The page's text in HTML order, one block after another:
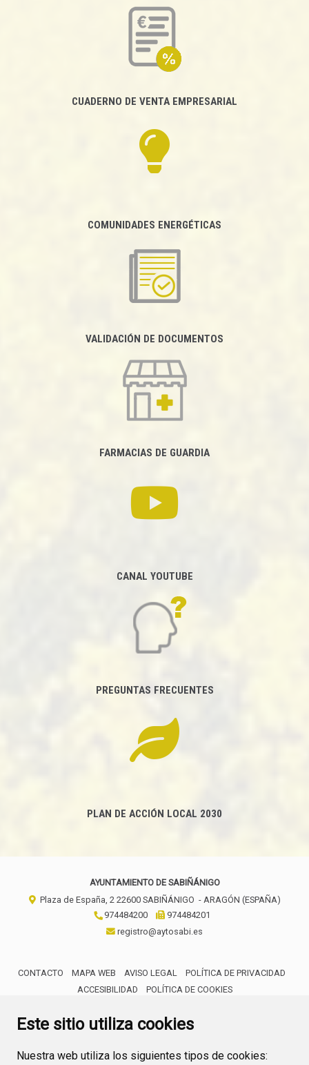
Este sitio utiliza cookies
Nuestra web utiliza los siguientes tipos de cookies:
CUADERNO DE VENTA EMPRESARIAL
COMUNIDADES ENERGÉTICAS
VALIDACIÓN DE DOCUMENTOS
FARMACIAS DE GUARDIA
CANAL YOUTUBE
PREGUNTAS FRECUENTES
PLAN DE ACCIÓN LOCAL 2030
AYUNTAMIENTO DE SABIÑÁNIGO
Plaza de España, 2 22600 SABIÑÁNIGO - ARAGÓN (ESPAÑA)
974484200
974484201
registro@aytosabi.es
CONTACTO MAPA WEB AVISO LEGAL
POLÍTICA DE PRIVACIDAD
ACCESIBILIDAD
POLÍTICA DE COOKIES